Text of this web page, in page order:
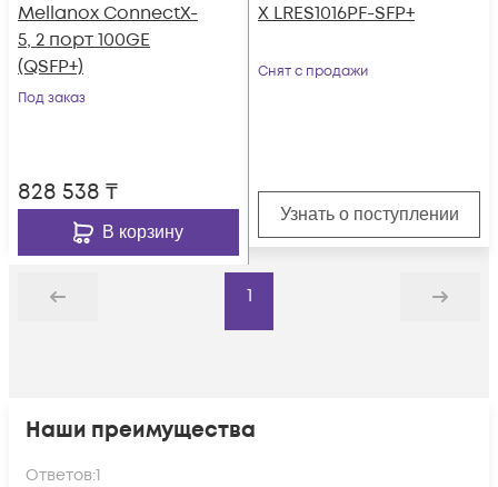
Mellanox ConnectX-
5, 2 порт 100GE
(QSFP+)
Под заказ
828 538 ₸
В корзину
X LRES1016PF-SFP+
Снят с продажи
Узнать о поступлении
Назад
1
Дальше
Наши преимущества
Ответов:1